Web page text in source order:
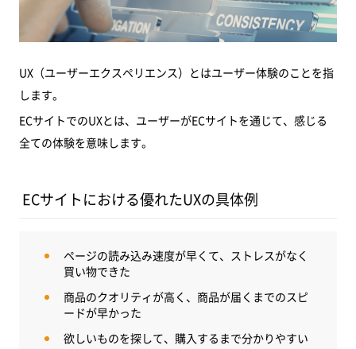
UX（ユーザーエクスペリエンス）とはユーザー体験のことを指
します。
ECサイトでのUXとは、ユーザーがECサイトを通じて、感じる
全ての体験を意味します。
ECサイトにおける優れたUXの具体例
ページの読み込み速度が早くて、ストレスがなく
買い物できた
商品のクオリティが高く、商品が届くまでのスピ
ードが早かった
欲しいものを探して、購入するまで分かりやすい